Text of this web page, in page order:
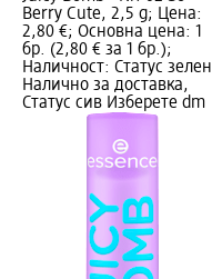
Berry Cute, 2,5 g; Цена:
2,80 €; Основна цена: 1
бр. (2,80 € за 1 бр.);
Наличност: Статус зелен
Налично за доставка,
Статус сив Изберете dm